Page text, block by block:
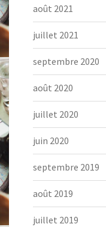
août 2021
juillet 2021
septembre 2020
août 2020
juillet 2020
juin 2020
septembre 2019
août 2019
juillet 2019